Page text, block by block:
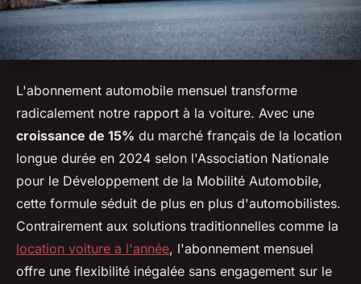
L'abonnement automobile mensuel transforme
radicalement notre rapport à la voiture. Avec une
croissance de 15% du marché français de la location
longue durée en 2024 selon l'Association Nationale
pour le Développement de la Mobilité Automobile,
cette formule séduit de plus en plus d'automobilistes.
Contrairement aux solutions traditionnelles comme la
location voiture a l'année, l'abonnement mensuel
offre une flexibilité inégalée sans engagement sur le